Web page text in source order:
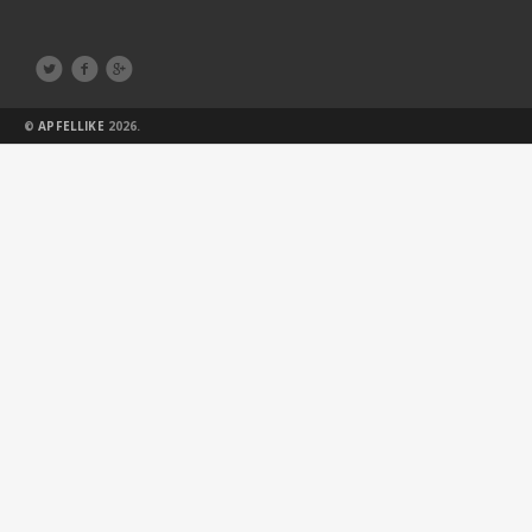
  
©APFELLIKE 2026.